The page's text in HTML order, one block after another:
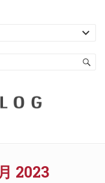
2023